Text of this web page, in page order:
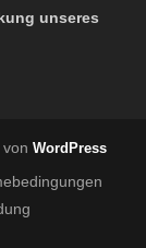
unseres
WordPress